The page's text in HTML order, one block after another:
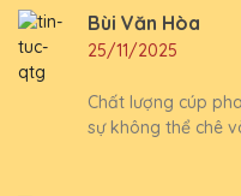
Bùi Văn Hòa
25/11/2025
Chất lượng cúp
sự không thể chê